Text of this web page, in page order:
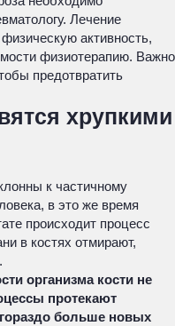
Лечение
активность,
физиотерапию. Важно
предотвратить
хрупкими
к частичному
в это же время
происходит процесс
в костях отмирают,
организма кости не
протекают
больше новых